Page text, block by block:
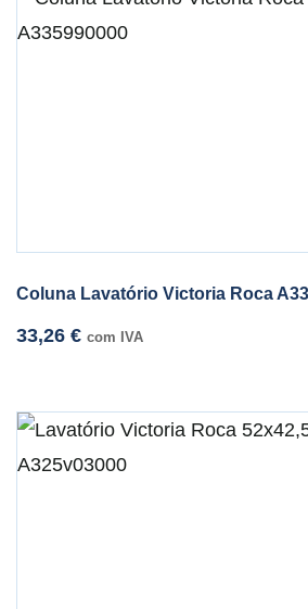
Coluna Lavatório Victoria Roca
33,26 € com IVA